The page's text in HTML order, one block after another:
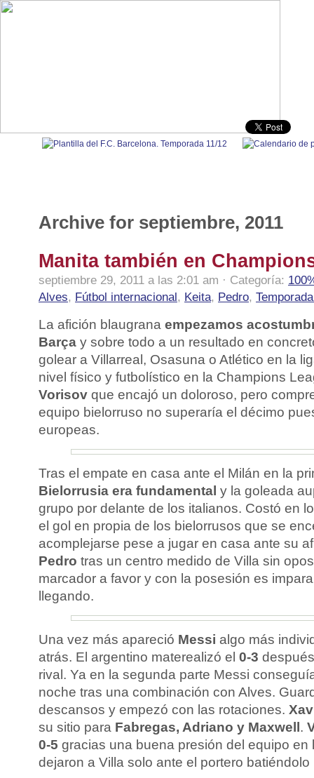
Archive for septiembre, 2011
Manita también en
septiembre 29, 2011 a las 2:01 am · Categoría:
Alves, Fútbol internacional, Keita, Pedro,
La afición blaugrana empezamos
Barça y sobre todo a un resultado en
golear a Villarreal, Osasuna o Atlético en la
nivel físico y futbolístico en la Champions
Vorisov que encajó un doloroso, pero
equipo bielorruso no superaría el décimo
europeas.
Tras el empate en casa ante el Milán en la
Bielorrusia era fundamental y la goleada
grupo por delante de los italianos. Costó en
el gol en propia de los bielorrusos que se
acomplejarse pese a jugar en casa ante su
Pedro tras un centro medido de Villa sin
marcador a favor y con la posesión es
llegando.
Una vez más apareció Messi algo más
atrás. El argentino materealizó el 0-3
rival. Ya en la segunda parte Messi
noche tras una combinación con Alves.
descansos y empezó con las rotaciones.
su sitio para Fabregas, Adriano y Maxwell .
0-5 gracias una buena presión del equipo en
dejaron a Villa solo ante el portero batiéndolo